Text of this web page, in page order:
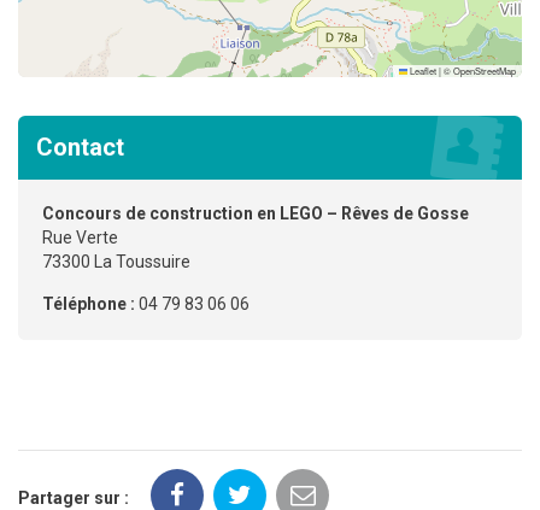
Leaflet|©OpenStreetMap
Contact
Concours de construction en LEGO – Rêves de Gosse
Rue Verte
73300 La Toussuire
Téléphone : 04 79 83 06 06
Partager sur :